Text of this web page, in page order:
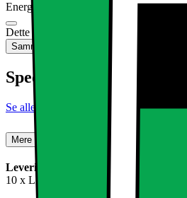
Energimærkning Produktdatablad
Dette produkt er ikke tilgængeligt
Sammenlign
Specifikationer
Se alle specifikationer
Mere om produktet
Leveringsomfang:
10 x LED panel 6W + transformer